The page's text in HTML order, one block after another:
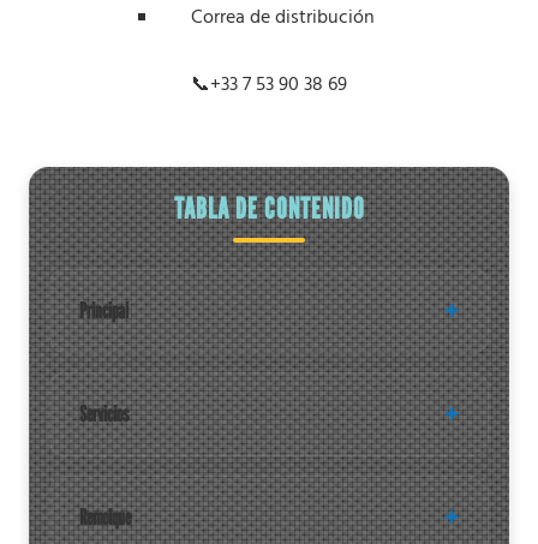
Correa de distribución
📞+33 7 53 90 38 69
TABLA DE CONTENIDO
Principal
Servicios
Remolque